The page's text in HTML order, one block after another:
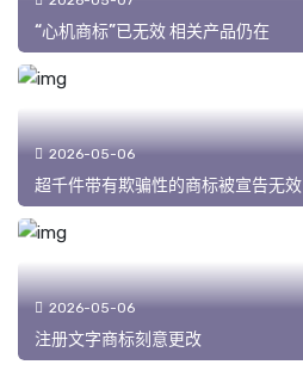
“心机商标”已无效 相关产品仍在
2026-05-06
超千件带有欺骗性的商标被宣告无效
2026-05-06
注册文字商标刻意更改